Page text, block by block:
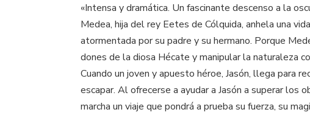
«Intensa y dramática. Un fascinante descenso a la
Medea, hija del rey Eetes de Cólquida, anhela una
atormentada por su padre y su hermano. Porque
dones de la diosa Hécate y manipular la naturaleza
Cuando un joven y apuesto héroe, Jasón, llega para
escapar. Al ofrecerse a ayudar a Jasón a superar
marcha un viaje que pondrá a prueba su fuerza, su